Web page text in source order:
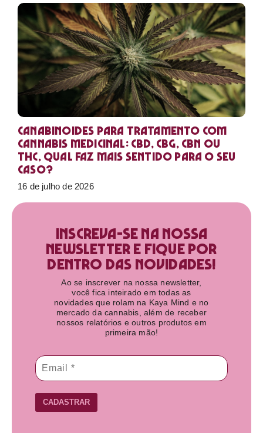
Canabinoides para tratamento com
cannabis medicinal: CBD, CBG, CBN ou
THC, qual faz mais sentido para o seu
caso?
16 de julho de 2026
Inscreva-se na nossa
newsletter e fique por
dentro das novidades!​
Ao se inscrever na nossa newsletter,
você fica inteirado em todas as
novidades que rolam na Kaya Mind e no
mercado da cannabis, além de receber
nossos relatórios e outros produtos em
primeira mão!
CADASTRAR